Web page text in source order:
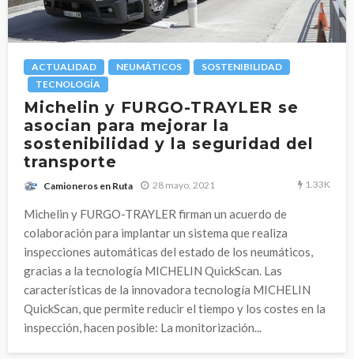
ACTUALIDAD NEUMÁTICOS
SOSTENIBILIDAD
TECNOLOGÍA
Michelin y FURGO-TRAYLER se
asocian para mejorar la
sostenibilidad y la seguridad del
transporte
Camioneros en Ruta 28 mayo, 2021 1.33K
Michelin y FURGO-TRAYLER firman un acuerdo de
colaboración para implantar un sistema que realiza
inspecciones automáticas del estado de los neumáticos,
gracias a la tecnología MICHELIN QuickScan. Las
características de la innovadora tecnología MICHELIN
QuickScan, que permite reducir el tiempo y los costes en la
inspección, hacen posible: La monitorización...